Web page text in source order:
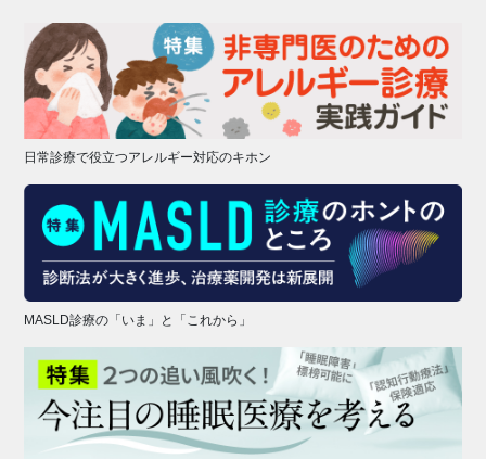
日常診療で役立つアレルギー対応のキホン
MASLD診療の「いま」と「これから」